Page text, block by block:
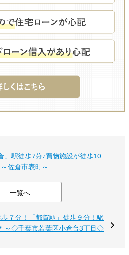
」駅徒歩7分♪買物施設が徒歩10
佐倉市表町～
一覧へ
７分！「都賀駅」徒歩９分！駅
～◇千葉市若葉区小倉台3丁目◇